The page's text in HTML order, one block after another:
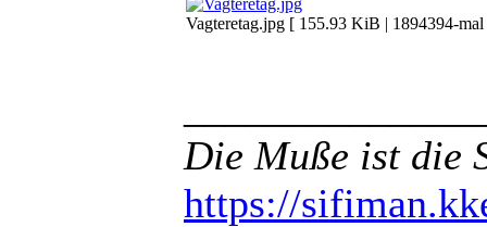
Vagteretag.jpg [ 155.93 KiB | 1894394-mal
Die Muße ist die
https://